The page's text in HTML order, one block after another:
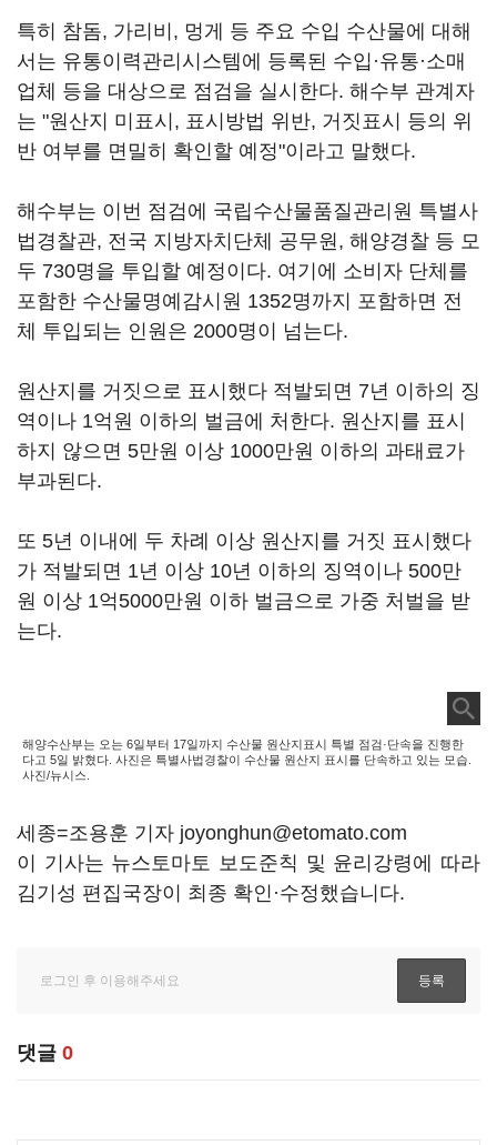
특히 참돔, 가리비, 멍게 등 주요 수입 수산물에 대해
서는 유통이력관리시스템에 등록된 수입·유통·소매
업체 등을 대상으로 점검을 실시한다. 해수부 관계자
는 "원산지 미표시, 표시방법 위반, 거짓표시 등의 위
반 여부를 면밀히 확인할 예정"이라고 말했다.
해수부는 이번 점검에 국립수산물품질관리원 특별사
법경찰관, 전국 지방자치단체 공무원, 해양경찰 등 모
두 730명을 투입할 예정이다. 여기에 소비자 단체를
포함한 수산물명예감시원 1352명까지 포함하면 전
체 투입되는 인원은 2000명이 넘는다.
원산지를 거짓으로 표시했다 적발되면 7년 이하의 징
역이나 1억원 이하의 벌금에 처한다. 원산지를 표시
하지 않으면 5만원 이상 1000만원 이하의 과태료가
부과된다.
또 5년 이내에 두 차례 이상 원산지를 거짓 표시했다
가 적발되면 1년 이상 10년 이하의 징역이나 500만
원 이상 1억5000만원 이하 벌금으로 가중 처벌을 받
는다.
해양수산부는 오는 6일부터 17일까지 수산물 원산지표시 특별 점검·단속을 진행한
다고 5일 밝혔다. 사진은 특별사법경찰이 수산물 원산지 표시를 단속하고 있는 모습.
사진/뉴시스.
세종=조용훈 기자 joyonghun@etomato.com
이 기사는 뉴스토마토 보도준칙 및 윤리강령에 따라
김기성 편집국장이 최종 확인·수정했습니다.
댓글 0